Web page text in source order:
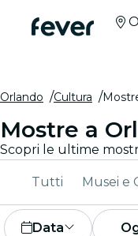
Orlando Cultura
Mostre a
Tutti Musei e
Data